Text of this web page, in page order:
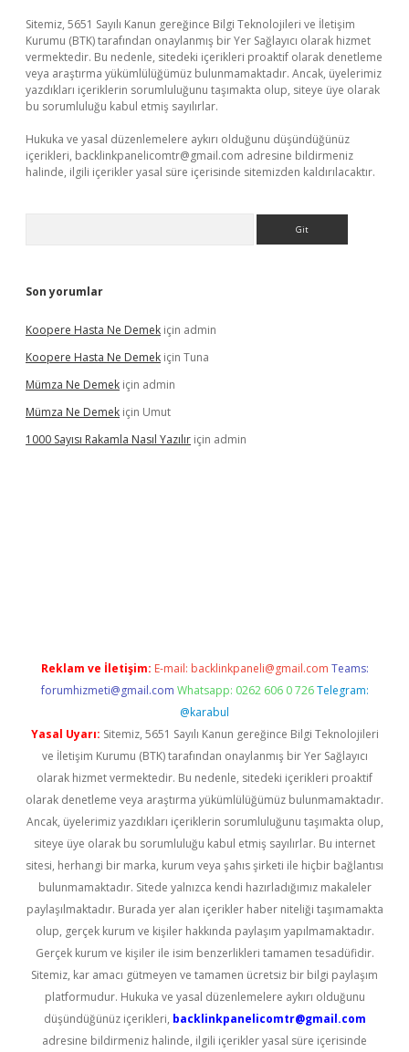
Sitemiz, 5651 Sayılı Kanun gereğince Bilgi Teknolojileri ve İletişim
Kurumu (BTK) tarafından onaylanmış bir Yer Sağlayıcı olarak hizmet
vermektedir. Bu nedenle, sitedeki içerikleri proaktif olarak denetleme
veya araştırma yükümlülüğümüz bulunmamaktadır. Ancak, üyelerimiz
yazdıkları içeriklerin sorumluluğunu taşımakta olup, siteye üye olarak
bu sorumluluğu kabul etmiş sayılırlar.
Hukuka ve yasal düzenlemelere aykırı olduğunu düşündüğünüz
içerikleri, backlinkpanelicomtr@gmail.com adresine bildirmeniz
halinde, ilgili içerikler yasal süre içerisinde sitemizden kaldırılacaktır.
Son yorumlar
Koopere Hasta Ne Demek için admin
Koopere Hasta Ne Demek için Tuna
Mümza Ne Demek için admin
Mümza Ne Demek için Umut
1000 Sayısı Rakamla Nasıl Yazılır için admin
Reklam ve İletişim: E-mail: backlinkpaneli@gmail.com Teams:
forumhizmeti@gmail.com Whatsapp: 0262 606 0 726 Telegram:
@karabul
Yasal Uyarı: Sitemiz, 5651 Sayılı Kanun gereğince Bilgi Teknolojileri
ve İletişim Kurumu (BTK) tarafından onaylanmış bir Yer Sağlayıcı
olarak hizmet vermektedir. Bu nedenle, sitedeki içerikleri proaktif
olarak denetleme veya araştırma yükümlülüğümüz bulunmamaktadır.
Ancak, üyelerimiz yazdıkları içeriklerin sorumluluğunu taşımakta olup,
siteye üye olarak bu sorumluluğu kabul etmiş sayılırlar. Bu internet
sitesi, herhangi bir marka, kurum veya şahıs şirketi ile hiçbir bağlantısı
bulunmamaktadır. Sitede yalnızca kendi hazırladığımız makaleler
paylaşılmaktadır. Burada yer alan içerikler haber niteliği taşımamakta
olup, gerçek kurum ve kişiler hakkında paylaşım yapılmamaktadır.
Gerçek kurum ve kişiler ile isim benzerlikleri tamamen tesadüfidir.
Sitemiz, kar amacı gütmeyen ve tamamen ücretsiz bir bilgi paylaşım
platformudur. Hukuka ve yasal düzenlemelere aykırı olduğunu
düşündüğünüz içerikleri, backlinkpanelicomtr@gmail.com
adresine bildirmeniz halinde, ilgili içerikler yasal süre içerisinde